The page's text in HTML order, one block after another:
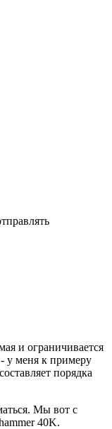
и ограничивается
у меня к примеру
порядка
Мы вот с
40K.